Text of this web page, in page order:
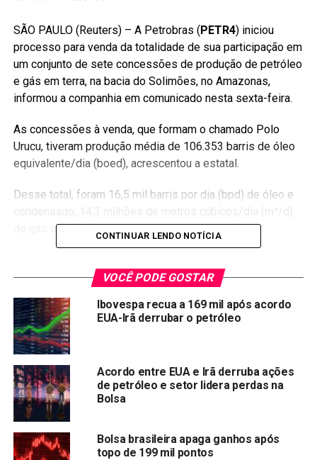
SÃO PAULO (Reuters) – A Petrobras (PETR4) iniciou
processo para venda da totalidade de sua participação em
um conjunto de sete concessões de produção de petróleo
e gás em terra, na bacia do Solimões, no Amazonas,
informou a companhia em comunicado nesta sexta-feira.
As concessões à venda, que formam o chamado Polo
Urucu, tiveram produção média de 106.353 barris de óleo
equivalente/dia (boed), acrescentou a estatal.
Desse total, foram 16,5 mil barris por dia (bpd) de óleo e
de gás e 1,13 mil toneladas/dia de GLP.
incluídas na transação as unidades de processamento da
logísticas de suporte.
Por Luciano Costa
Compartilhar:
Copy
Link
WhatsApp
TwitterFacebook
TÓPICOS RELACIONADOS: PETR3 PETR4
CONTINUAR LENDO NOTÍCIA
VOCÊ PODE GOSTAR
Ibovespa recua a 169 mil após acordo
EUA-Irã derrubar o petróleo
Acordo entre EUA e Irã derruba ações
de petróleo e setor lidera perdas na
Bolsa
Bolsa brasileira apaga ganhos após
topo de 199 mil pontos